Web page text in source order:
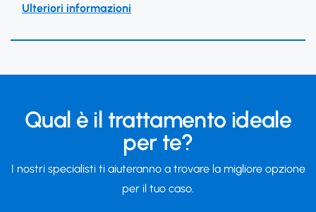
Ulteriori informazioni
Qual è il trattamento ideale
per te?
I nostri specialisti ti aiuteranno a trovare la migliore opzione
per il tuo caso.